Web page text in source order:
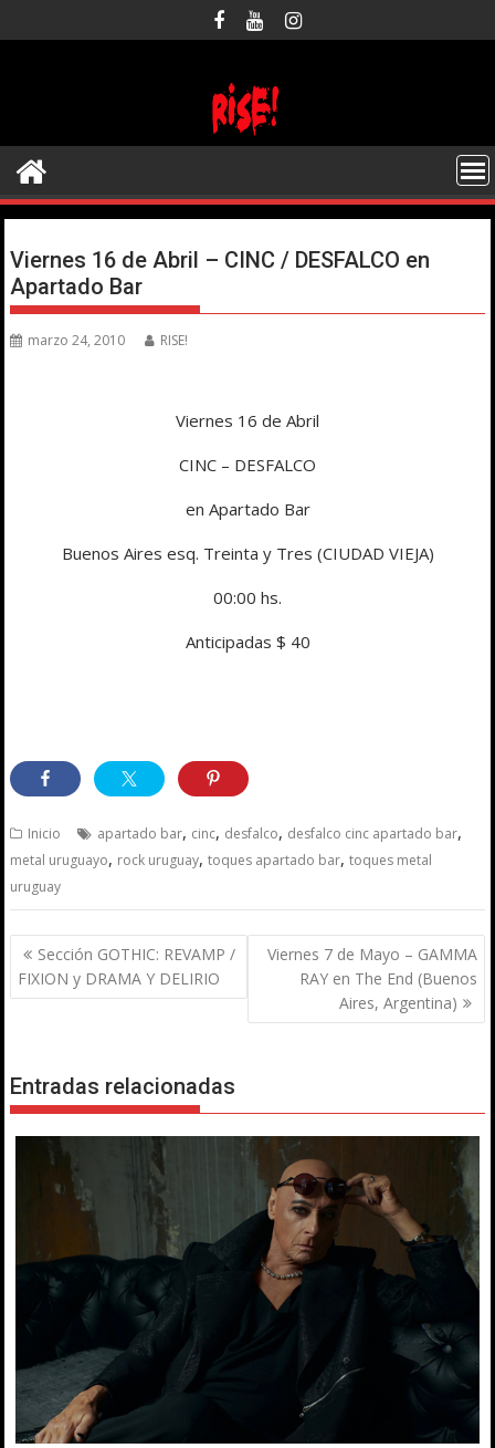
al
Viernes 16 de Abril – CINC / DESFALCO en
Apartado Bar
marzo 24, 2010 RISE!
Viernes 16 de Abril
CINC – DESFALCO
en Apartado Bar
Buenos Aires esq. Treinta y Tres (CIUDAD VIEJA)
00:00 hs.
Anticipadas $ 40
Inicio apartado bar, cinc, desfalco, desfalco cinc apartado bar,
metal uruguayo, rock uruguay,toques apartado bar,toques metal
uruguay
Navegación
de
entradas
Sección GOTHIC: REVAMP /
FIXION y DRAMA Y DELIRIO
Viernes 7 de Mayo – GAMMA
RAY en The End (Buenos
Aires, Argentina)
Entradas relacionadas